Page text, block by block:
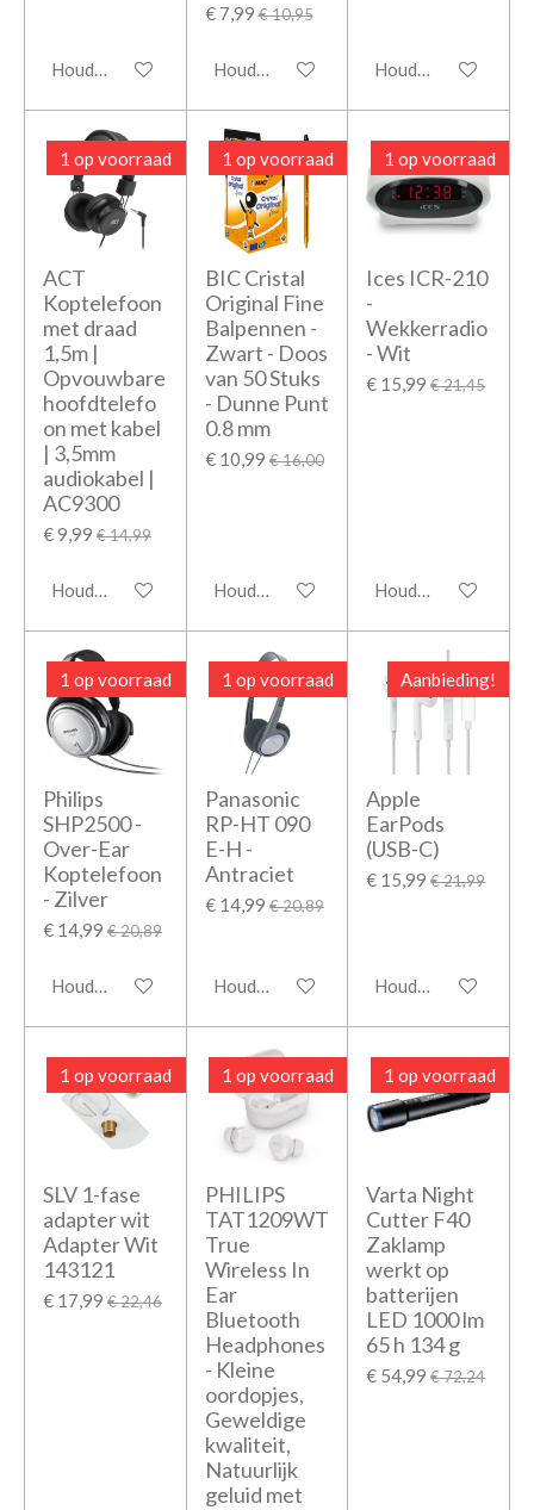
Houd mij op de hoogte
€ 7,99 € 10,95
Houd mij op de hoogteHoud mij op de
1 op voorraad
ACT
Koptelefoon
met draad
1,5m |
Opvouwbare
hoofdtelefo
on met kabel
| 3,5mm
audiokabel |
AC9300
€ 9,99 € 14,99
Houd mij op de hoogte
1 op voorraad
BIC Cristal
Original Fine
Balpennen -
Zwart - Doos
van 50 Stuks
- Dunne Punt
0.8 mm
€ 10,99 € 16,00
Houd mij op de hoogte
1 op voorraad
Ices ICR-210
-
Wekkerradio
- Wit
€ 15,99 € 21,45
Houd mij op de
1 op voorraad
Philips
SHP2500 -
Over-Ear
Koptelefoon
- Zilver
€ 14,99 € 20,89
Houd mij op de hoogte
1 op voorraad
Panasonic
RP-HT 090
E-H -
Antraciet
€ 14,99 € 20,89
Houd mij op de hoogte
Aanbieding!
Apple
EarPods
(USB-C)
€ 15,99 € 21,99
Houd mij op de
1 op voorraad
SLV 1-fase
adapter wit
Adapter Wit
143121
€ 17,99 € 22,46
1 op voorraad
PHILIPS
TAT1209WT
True
Wireless In
Ear
Bluetooth
Headphones
- Kleine
oordopjes,
Geweldige
kwaliteit,
Natuurlijk
geluid met
1 op voorraad
Varta Night
Cutter F40
Zaklamp
werkt op
batterijen
LED 1000 lm
65 h 134 g
€ 54,99 € 72,24